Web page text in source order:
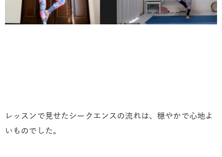
レッスンで見せたシークエンスの流れは、穏やかで心地よ
いものでした。